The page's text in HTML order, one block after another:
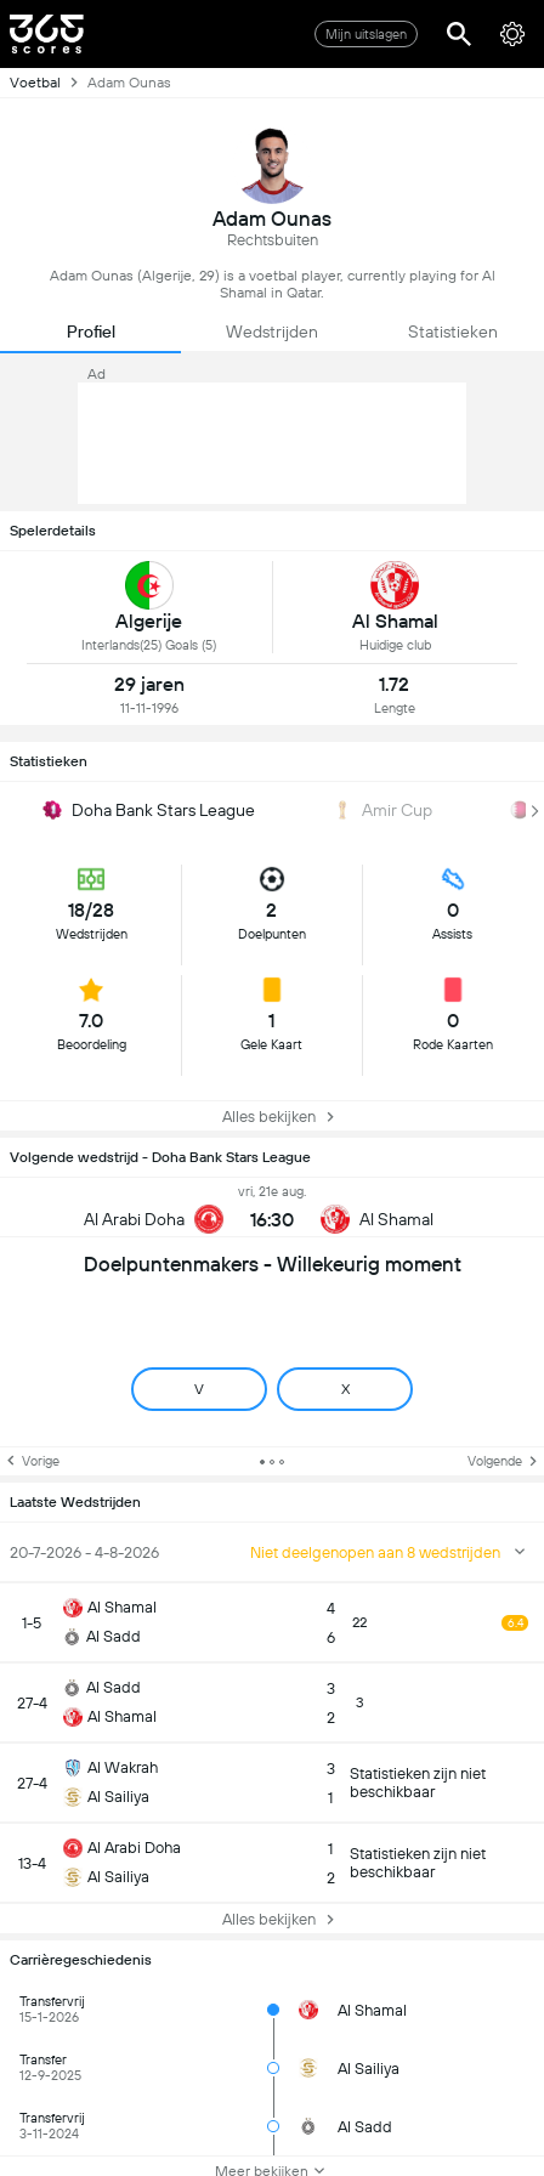
Mijn uitslagen
Voetbal Adam Ounas
Adam Ounas
Rechtsbuiten
Adam Ounas (Algerije, 29) is a voetbal player, currently playing for Al
Shamal in Qatar.
Profiel Wedstrijden Statistieken
Ad
Spelerdetails
Algerije
Interlands(25) Goals (5)
Al Shamal
Huidige club
29 jaren
11-11-1996
1.72
Lengte
Statistieken
Doha Bank Stars League Amir Cup
18/28
Wedstrijden
2
Doelpunten
0
Assists
7.0
Beoordeling
1
Gele Kaart
0
Rode Kaarten
Alles bekijken
Volgende wedstrijd - Doha Bank Stars League
Al Arabi Doha
vri, 21e aug.
16:30 Al Shamal
Doelpuntenmakers - Willekeurig moment
V X
Vorige Volgende
Laatste Wedstrijden
20-7-2026 - 4-8-2026 Niet deelgenopen aan 8 wedstrijden
1-5
Al Shamal
Al Sadd
4
6
22 6.4
27-4
Al Sadd
Al Shamal
3
2
3
27-4
Al Wakrah
Al Sailiya
3
1
Statistieken zijn niet
beschikbaar
13-4
Al Arabi Doha
Al Sailiya
1
2
Statistieken zijn niet
beschikbaar
Alles bekijken
Carrièregeschiedenis
Transfervrij
15-1-2026
Al Shamal
Transfer
12-9-2025
Al Sailiya
Transfervrij
3-11-2024
Al Sadd
Meer bekijken